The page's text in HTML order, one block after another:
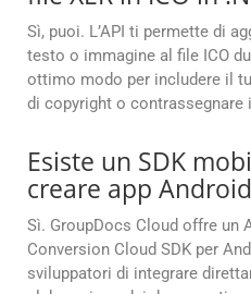
Sì, puoi. L’API ti permette di
testo o immagine al file ICO
ottimo modo per includere il
di copyright o
Esiste un SDK
creare app
Sì. GroupDocs Cloud offre un
Conversion Cloud SDK per
sviluppatori di integrare